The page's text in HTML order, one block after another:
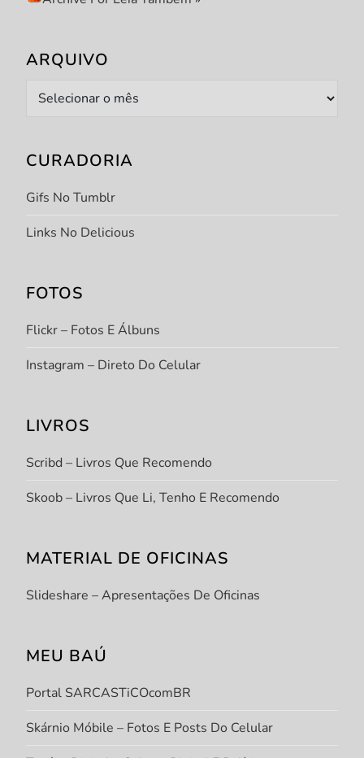
ARQUIVO
Arquivo
CURADORIA
Gifs No Tumblr
Links No Delicious
FOTOS
Flickr – Fotos E Álbuns
Instagram – Direto Do Celular
LIVROS
Scribd – Livros Que Recomendo
Skoob – Livros Que Li, Tenho E Recomendo
MATERIAL DE OFICINAS
Slideshare – Apresentações De Oficinas
MEU BAÚ
Portal SARCASTiCOcomBR
Skárnio Móbile – Fotos E Posts Do Celular